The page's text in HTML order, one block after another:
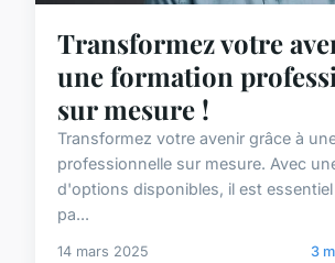
Transformez votre
une formation
sur mesure !
Transformez votre avenir grâce à
professionnelle sur mesure. Avec
d'options disponibles, il est
pa...
14 mars 2025 3